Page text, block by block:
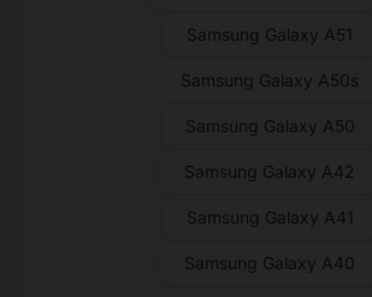
Samsung Galaxy A51
Samsung Galaxy A50s
Samsung Galaxy A50
Samsung Galaxy A42
Samsung Galaxy A41
Samsung Galaxy A40